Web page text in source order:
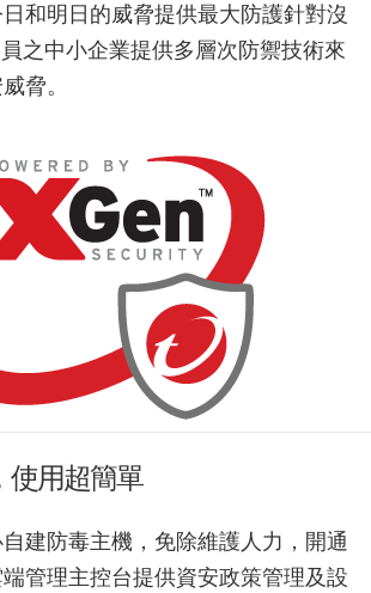
日和明日的威脅提供最大防護針對沒
之中小企業提供多層次防禦技術來
脅。
使用超簡單
建防毒主機，免除維護人力，開通
管理主控台提供資安政策管理及設